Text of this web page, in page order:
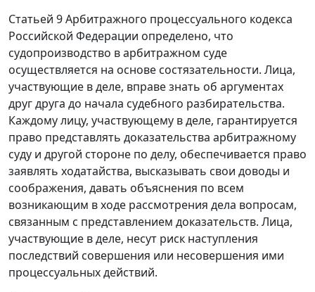
Статьей 9 Арбитражного процессуального кодекса
Российской Федерации определено, что
судопроизводство в арбитражном суде
осуществляется на основе состязательности. Лица,
участвующие в деле, вправе знать об аргументах
друг друга до начала судебного разбирательства.
Каждому лицу, участвующему в деле, гарантируется
право представлять доказательства арбитражному
суду и другой стороне по делу, обеспечивается право
заявлять ходатайства, высказывать свои доводы и
соображения, давать объяснения по всем
возникающим в ходе рассмотрения дела вопросам,
связанным с представлением доказательств. Лица,
участвующие в деле, несут риск наступления
последствий совершения или несовершения ими
процессуальных действий.